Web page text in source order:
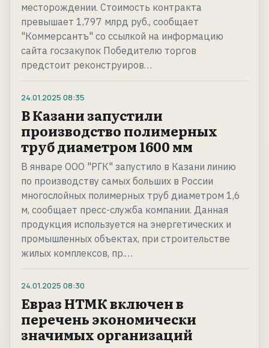
месторождении. Стоимость контракта
превышает 1,797 млрд руб., сообщает
"Коммерсантъ" со ссылкой на информацию
сайта госзакупок Победителю торгов
предстоит реконструиров…
24.01.2025 08:35
В Казани запустили
производство полимерных
труб диаметром 1600 мм
В январе ООО "РГК" запустило в Казани линию
по производству самых больших в России
многослойных полимерных труб диаметром 1,6
м, сообщает пресс-служба компании. Данная
продукция используется на энергетических и
промышленных объектах, при строительстве
жилых комплексов, пр.…
24.01.2025 08:30
Евраз НТМК включен в
перечень экономически
значимых организаций